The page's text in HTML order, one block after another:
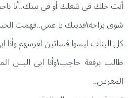
أنت خلك في شغلك أو في بيتك..أنا
شوق براحة\فديتك يا عمي..فهمت
كل البنات لبسوا فساتين لعرسهم
طالب برفعة حاجب\وأنا ابى البس
المعرس..